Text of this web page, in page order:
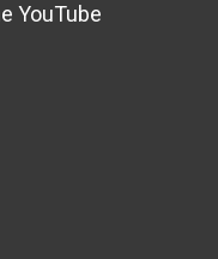
YouTube